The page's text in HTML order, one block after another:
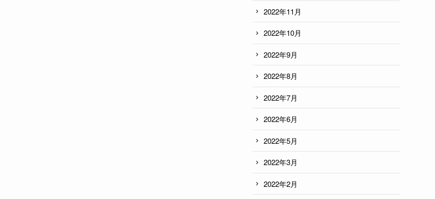
2022年11月
2022年10月
2022年9月
2022年8月
2022年7月
2022年6月
2022年5月
2022年3月
2022年2月